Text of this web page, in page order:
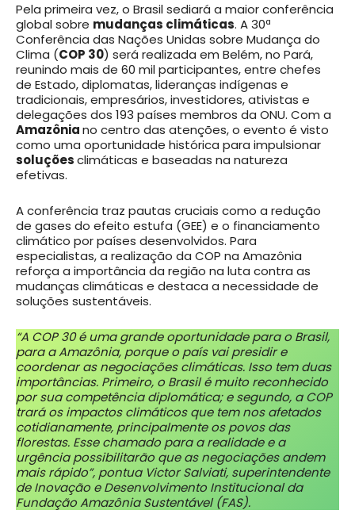
Pela primeira vez, o Brasil sediará a maior conferência
global sobre mudanças climáticas. A 30ª
Conferência das Nações Unidas sobre Mudança do
Clima (COP 30) será realizada em Belém, no Pará,
reunindo mais de 60 mil participantes, entre chefes
de Estado, diplomatas, lideranças indígenas e
tradicionais, empresários, investidores, ativistas e
delegações dos 193 países membros da ONU. Com a
Amazôniano centro das atenções, o evento é visto
como uma oportunidade histórica para impulsionar
soluçõesclimáticas e baseadas na natureza
efetivas.
A conferência traz pautas cruciais como a redução
de gases do efeito estufa (GEE) e o financiamento
climático por países desenvolvidos. Para
especialistas, a realização da COP na Amazônia
reforça a importância da região na luta contra as
mudanças climáticas e destaca a necessidade de
soluções sustentáveis.
“A COP 30 é uma grande oportunidade para o Brasil,
para a Amazônia, porque o país vai presidir e
coordenar as negociações climáticas. Isso tem duas
importâncias. Primeiro, o Brasil é muito reconhecido
por sua competência diplomática; e segundo, a COP
trará os impactos climáticos que tem nos afetados
cotidianamente, principalmente os povos das
florestas. Esse chamado para a realidade e a
urgência possibilitarão que as negociações andem
mais rápido”, pontua Victor Salviati, superintendente
de Inovação e Desenvolvimento Institucional da
Fundação Amazônia Sustentável (FAS).